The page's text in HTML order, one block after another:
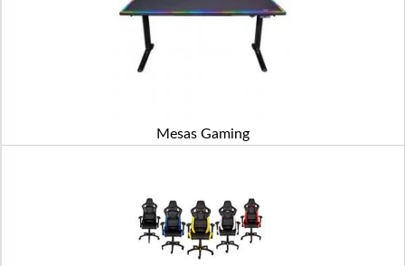
Mesas Gaming